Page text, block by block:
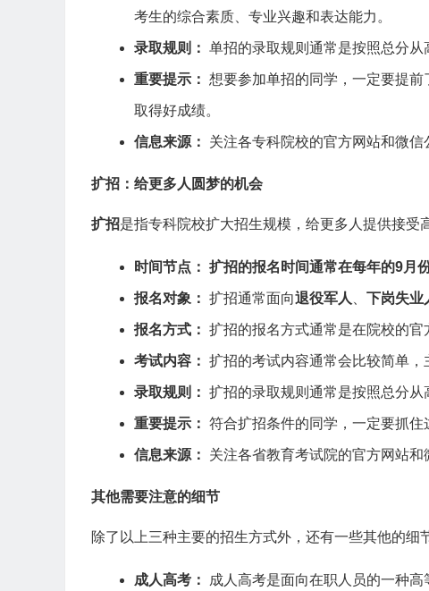
考生的综合素质、专业兴趣和表达能力。
录取规则： 单招的录取规则通常是按照总分从
重要提示： 想要参加单招的同学，一定要提
取得好成绩。
信息来源： 关注各专科院校的官方网站和微信
扩招：给更多人圆梦的机会
扩招是指专科院校扩大招生规模，给更多人提供接受
时间节点： 扩招的报名时间通常在每年的9月
报名对象： 扩招通常面向退役军人 下岗失业
报名方式： 扩招的报名方式通常是在院校的官
考试内容： 扩招的考试内容通常会比较简单，
录取规则： 扩招的录取规则通常是按照总分从
重要提示： 符合扩招条件的同学，一定要抓住
信息来源： 关注各省教育考试院的官方网站
其他需要注意的细节
除了以上三种主要的招生方式外，还有一些其他的细
成人高考： 成人高考是面向在职人员的一种